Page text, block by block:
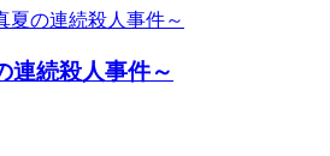
連続殺人事件～